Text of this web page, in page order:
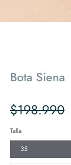
Bota Siena
$198.990
Talla
35